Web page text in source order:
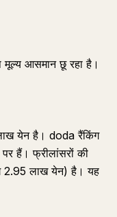
मूल्य आसमान छू रहा है।
येन है। doda रैंकिंग
हैं। फ्रीलांसरों की
लाख येन) है। यह